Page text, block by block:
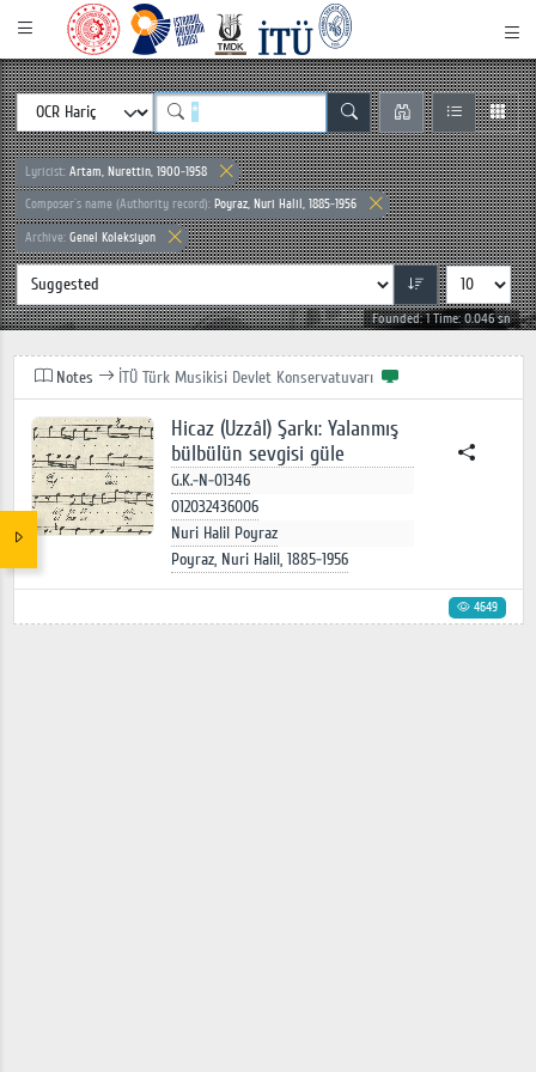
Lyricist: Artam, Nurettin, 1900-1958
Composer`s name (Authority record): Poyraz, Nuri Halil, 1885-1956
Archive: Genel Koleksiyon
Founded: 1 Time: 0.046 sn
Notes İTÜ Türk Musikisi Devlet Konservatuvarı
Hicaz (Uzzâl) Şarkı: Yalanmış
bülbülün sevgisi güle
G.K.-N-01346
012032436006
Nuri Halil Poyraz
Poyraz, Nuri Halil, 1885-1956
4649